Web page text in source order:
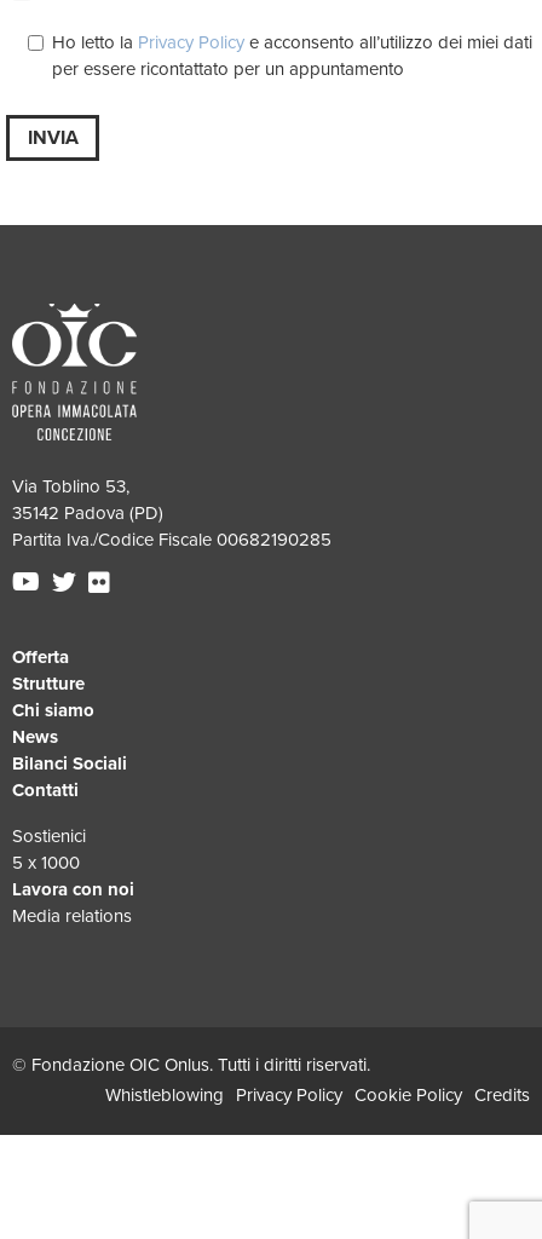
Ho letto la Privacy Policy e acconsento all’utilizzo dei miei dati
per essere ricontattato per un appuntamento
Via Toblino 53,
35142 Padova (PD)
Partita Iva./Codice Fiscale 00682190285
Offerta
Strutture
Chi siamo
News
Bilanci Sociali
Contatti
Sostienici
5 x 1000
Lavora con noi
Media relations
© Fondazione OIC Onlus. Tutti i diritti riservati.
Whistleblowing
Privacy Policy Cookie Policy Credits